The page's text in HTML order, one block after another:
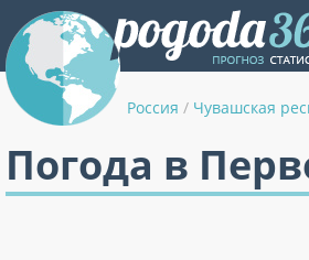
Россия / Чувашская
Погода в